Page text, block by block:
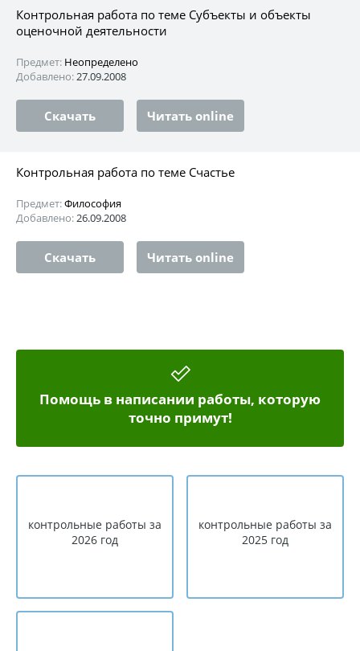
Контрольная работа по теме Субъекты и объекты
оценочной деятельности
Предмет: Неопределено
Добавлено:27.09.2008
Скачать Читать online
Контрольная работа по теме Счастье
Предмет:Философия
Добавлено:26.09.2008
Скачать Читать online
Помощь в написании работы, которую
точно примут!
контрольные работы за
2026 год
контрольные работы за
2025 год